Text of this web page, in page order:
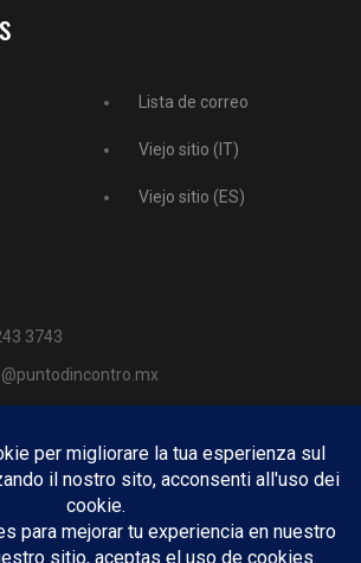
Lista de correo
Viejo sitio (IT)
Viejo sitio (ES)
3743